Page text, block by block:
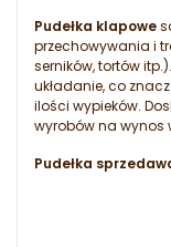
Pudełka klapowe
przechowywania i
serników, tortów
układanie, co
ilości wypieków.
wyrobów na wynos
Pudełka